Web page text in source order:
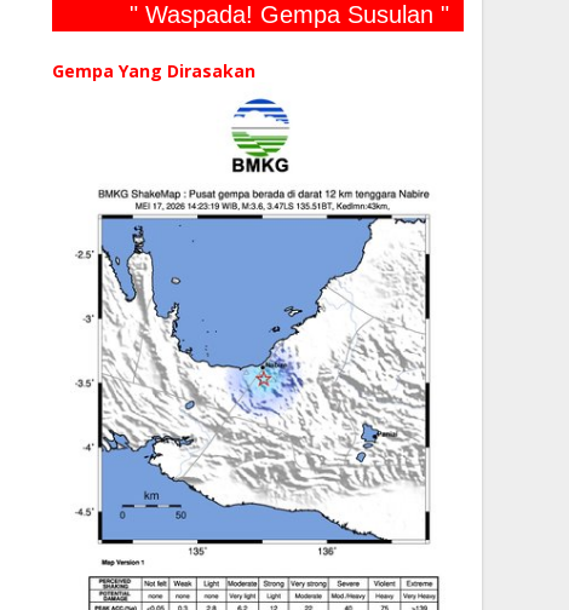
" Waspada! Gempa Susulan "
Gempa Yang Dirasakan